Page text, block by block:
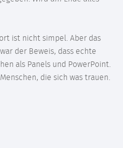
ist nicht simpel. Aber das
der Beweis, dass echte
als Panels und PowerPoint.
die sich was trauen.